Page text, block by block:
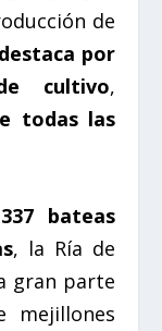
de
por
cultivo,
todas las
bateas
, la Ría de
gran parte
mejillones